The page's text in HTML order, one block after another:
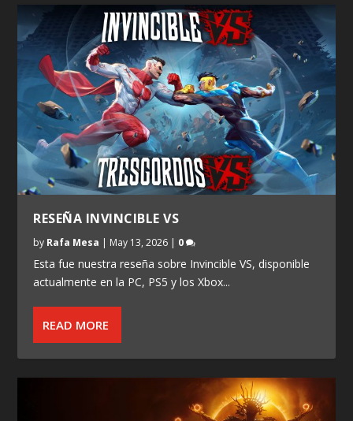
RESEÑA INVINCIBLE VS
by Rafa Mesa May 13, 2026 0
Esta fue nuestra reseña sobre Invincible VS, disponible
actualmente en la PC, PS5 y los Xbox...
READ MORE